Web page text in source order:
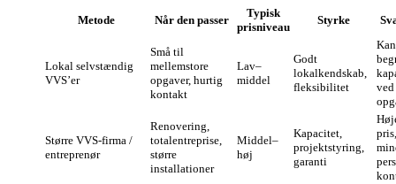
Metode Når den passer
Typisk
prisniveau
Styrke
Lokal selvstændig
VVS’er
Små til
mellemstore
opgaver, hurtig
kontakt
Lav–
middel
Godt
lokalkendskab,
fleksibilitet
ved
Større VVS‑firma /
entreprenør
Renovering,
totalentreprise,
større
installationer
Middel–
høj
Kapacitet,
projektstyring,
garanti
pris,